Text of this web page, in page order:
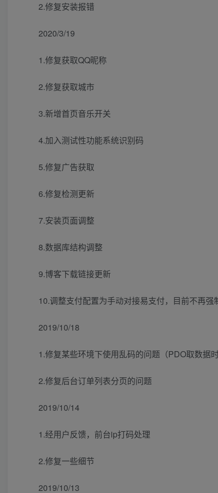
2.修复安装报错
2020/3/19
1.修复获取QQ昵称
2.修复获取城市
3.新增首页音乐开关
4.加入测试性功能系统识别码
5.修复广告获取
6.修复检测更新
7.安装页面调整
8.数据库结构调整
9.博客下载链接更新
10.调整支付配置为手动对接易支付，目前不再强
2019/10/18
1.修复某些环境下使用乱码的问题（PDO取数据
2.修复后台订单列表分页的问题
2019/10/14
1.经用户反馈，前台ip打码处理
2.修复一些细节
2019/10/13